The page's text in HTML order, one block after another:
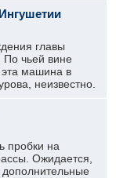
главы
По чьей вине
эта машина в
неизвестно.
пробки на
Ожидается,
дополнительные